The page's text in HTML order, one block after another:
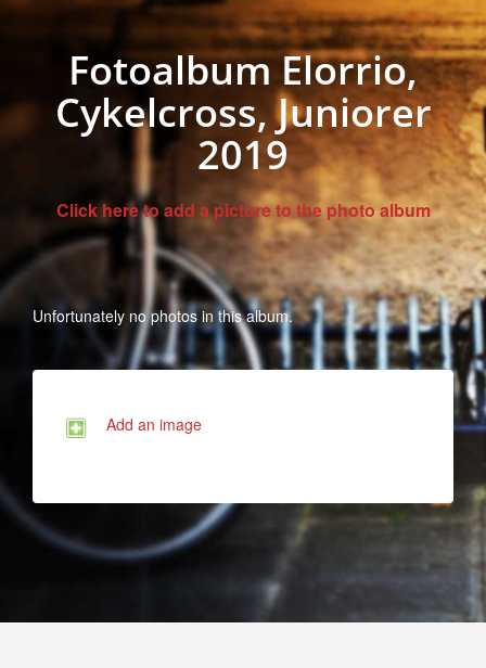
Fotoalbum Elorrio,
Cykelcross, Juniorer
2019
Click here to add a picture to the photo album
Unfortunately no photos in this album.
Add an image